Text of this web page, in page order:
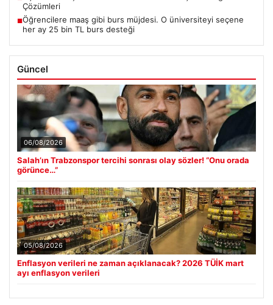
Çözümleri
■Öğrencilere maaş gibi burs müjdesi. O üniversiteyi seçene
her ay 25 bin TL burs desteği
Güncel
06/08/2026
Salah’ın Trabzonspor tercihi sonrası olay sözler! “Onu orada
görünce…”
05/08/2026
Enflasyon verileri ne zaman açıklanacak? 2026 TÜİK mart
ayı enflasyon verileri